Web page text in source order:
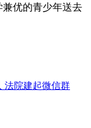
优的青少年送去
法院建起微信群